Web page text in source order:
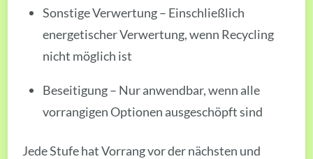
Sonstige Verwertung – Einschließlich
energetischer Verwertung, wenn Recycling
nicht möglich ist
Beseitigung – Nur anwendbar, wenn alle
vorrangigen Optionen ausgeschöpft sind
Jede Stufe hat Vorrang vor der nächsten und